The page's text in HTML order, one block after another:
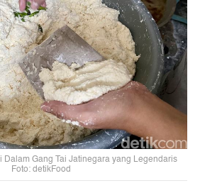
Gang Tai Jatinegara yang Legendaris
Foto: detikFood